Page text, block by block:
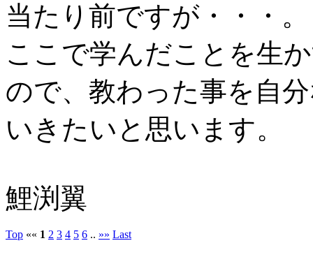
当たり前ですが・・・。
ここで学んだことを生
ので、教わった事を自
いきたいと思います。
鯉渕翼
Top «« 1 2 3 4 5 6 .. »» Last